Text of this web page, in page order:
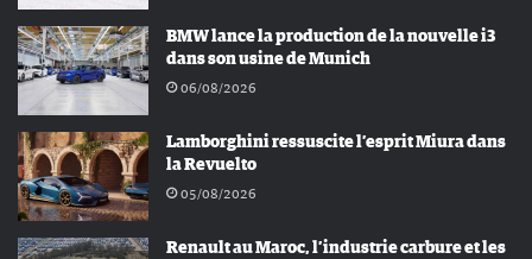
BMW lance la production de la nouvelle i3
dans son usine de Munich
06/08/2026
Lamborghini ressuscite l’esprit Miura dans
la Revuelto
05/08/2026
Renault au Maroc, l’industrie carbure et les